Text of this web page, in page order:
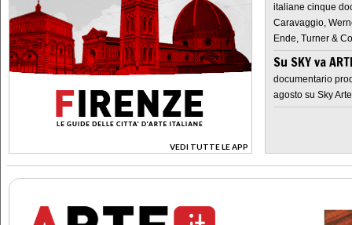
VEDI TUTTE LE APP
>
italiane cinque
Caravaggio,
Ende, Turner &
Su SKY va
documentario
agosto su Sky Arte